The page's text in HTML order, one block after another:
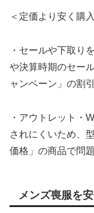
＜定価より安く購
・セールや下取り
や決算時期のセー
ャンペーン」の割
・アウトレット・
されにくいため、
価格」の商品で問
メンズ喪服を